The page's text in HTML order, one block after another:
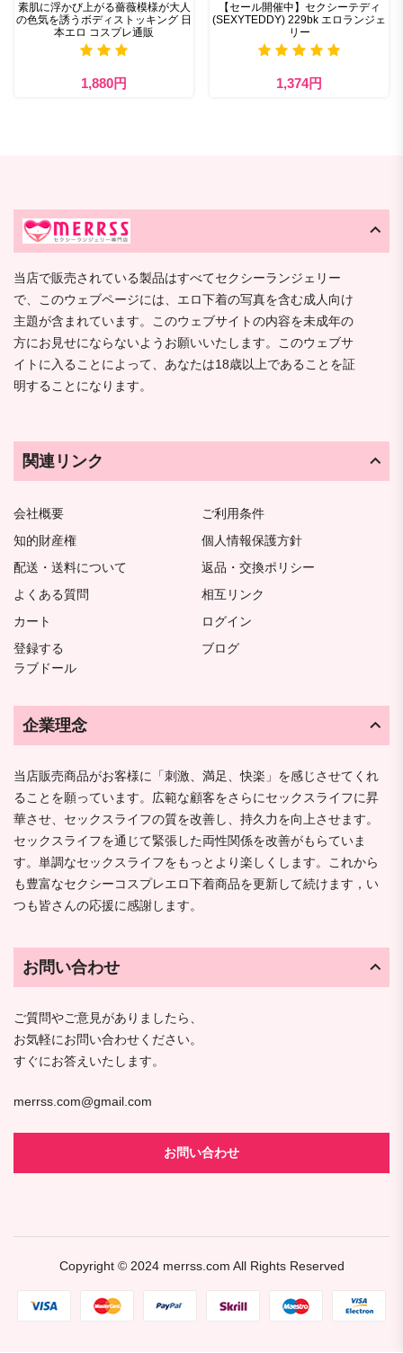
素肌に浮かび上がる薔薇模様が大人
の色気を誘うボディストッキング 日
本エロ コスプレ通販
1,880円
【セール開催中】セクシーテディ
(SEXYTEDDY) 229bk エロランジェ
リー
1,374円
当店で販売されている製品はすべてセクシーランジェリー
で、このウェブページには、エロ下着の写真を含む成人向け
主題が含まれています。このウェブサイトの内容を未成年の
方にお見せにならないようお願いいたします。このウェブサ
イトに入ることによって、あなたは18歳以上であることを証
明することになります。
関連リンク
会社概要
ご利用条件
知的財産権
個人情報保護方針
配送・送料について
返品・交換ポリシー
よくある質問
相互リンク
カート
ログイン
登録する
ブログ
ラブドール
企業理念
当店販売商品がお客様に「刺激、満足、快楽」を感じさせてくれ
ることを願っています。広範な顧客をさらにセックスライフに昇
華させ、セックスライフの質を改善し、持久力を向上させます。
セックスライフを通じて緊張した両性関係を改善がもらていま
す。単調なセックスライフをもっとより楽しくします。これから
も豊富なセクシーコスプレエロ下着商品を更新して続けます，い
つも皆さんの応援に感謝します。
お問い合わせ
ご質問やご意見がありましたら、
お気軽にお問い合わせください。
すぐにお答えいたします。
merrss.com@gmail.com
お問い合わせ
Copyright © 2024 merrss.com All Rights Reserved